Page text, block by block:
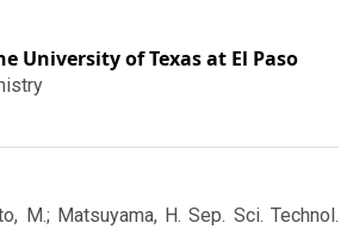
University of Texas at El Paso
M.; Matsuyama, H. Sep. Sci. Technol.